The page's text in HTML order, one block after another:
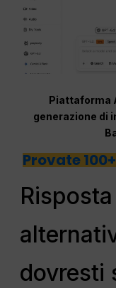
Piattaforma
generazione di
Provate
dovresti